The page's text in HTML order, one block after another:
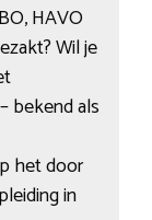
HAVO
Wil je
bekend als
het door
in